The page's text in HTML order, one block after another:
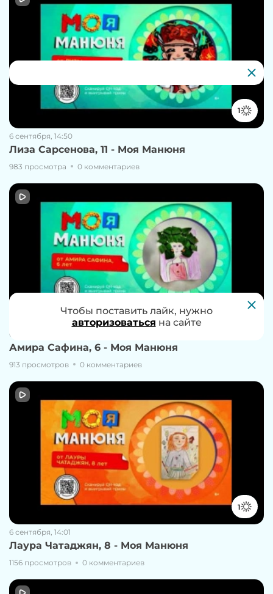
1
6 сентября, 14:50
Лиза Сарсенова, 11 - Моя Манюня
983 просмотра 0 комментариев
6 сентября, 13:55
Амира Сафина, 6 - Моя Манюня
913 просмотров 0 комментариев
1
6 сентября, 14:01
Лаура Чатаджян, 8 - Моя Манюня
1156 просмотров 0 комментариев
Чтобы проголосовать за работу, нужно
авторизоваться на сайте
Чтобы поставить лайк, нужно
авторизоваться на сайте